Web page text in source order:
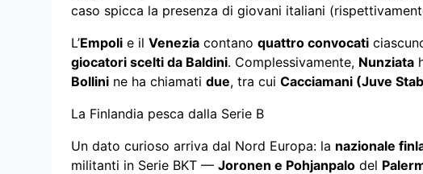
caso spicca la presenza di giovani italiani
L’Empoli e il Venezia contano quattro convocati
giocatori scelti da Baldini. Complessivamente, Nunziata
Bollini ne ha chiamati due, tra cui Cacciamani (Juve
La Finlandia pesca dalla Serie B
Un dato curioso arriva dal Nord Europa: la nazionale
militanti in Serie BKT — Joronen e Pohjanpalo del